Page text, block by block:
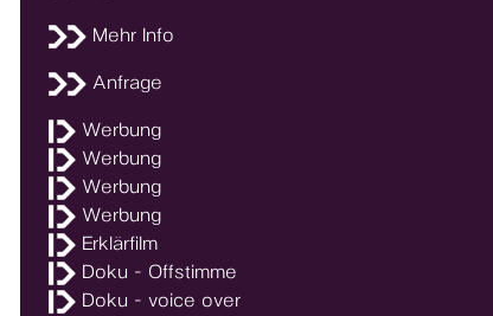
Mehr Info
Anfrage
Werbung
Werbung
Werbung
Werbung
Erklärfilm
Doku - Offstimme
Doku - voice over